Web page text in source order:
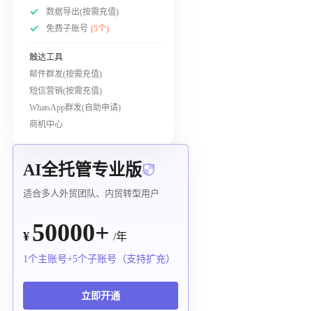
数据导出(按需充值)
免费子账号 (5个)
触达工具
邮件群发(按需充值)
短信营销(按需充值)
WhatsApp群发(自助申请)
商机中心
AI全托管专业版
适合多人外贸团队、内贸转型用户
¥ 50000+ /年
1个主账号+5个子账号（支持扩充）
立即开通